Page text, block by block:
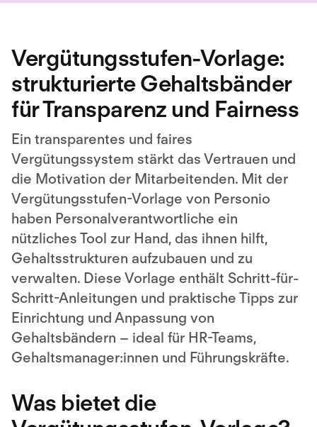
Vergütungsstufen-Vorlage:
strukturierte Gehaltsbänder
für Transparenz und Fairness
Ein transparentes und faires
Vergütungssystem stärkt das Vertrauen und
die Motivation der Mitarbeitenden. Mit der
Vergütungsstufen-Vorlage von Personio
haben Personalverantwortliche ein
nützliches Tool zur Hand, das ihnen hilft,
Gehaltsstrukturen aufzubauen und zu
verwalten. Diese Vorlage enthält Schritt-für-
Schritt-Anleitungen und praktische Tipps zur
Einrichtung und Anpassung von
Gehaltsbändern – ideal für HR-Teams,
Gehaltsmanager:innen und Führungskräfte.
Was bietet die